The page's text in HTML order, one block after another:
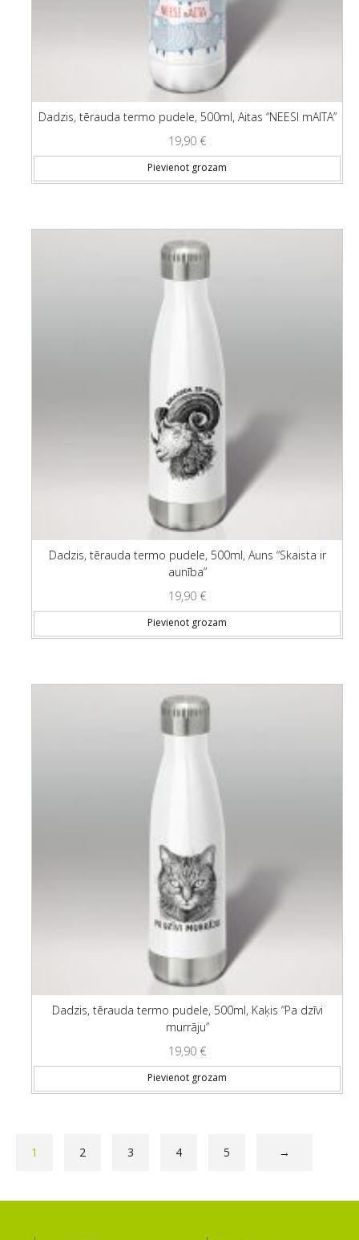
Dadzis, tērauda termo pudele, 500ml, Aitas “NEESI mAITA”
19,90 €
Pievienot grozam
Dadzis, tērauda termo pudele, 500ml, Auns “Skaista ir
aunība”
19,90 €
Pievienot grozam
Dadzis, tērauda termo pudele, 500ml, Kaķis “Pa dzīvi
murrāju”
19,90 €
Pievienot grozam
1 2 3 4 5 →